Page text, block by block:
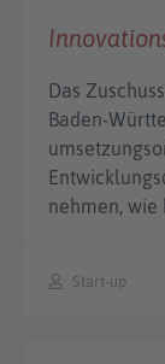
Das
Baden-
nehmen, wie
Start-up